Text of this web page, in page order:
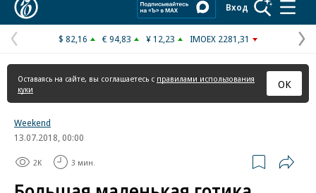
Вход
Предыдущая
страница
$ 82,16 € 94,83 ¥ 12,23 IMOEX 2281,31
Оставаясь на сайте, вы соглашаетесь с правилами использования
куки
ОК
Weekend
13.07.2018, 00:00
2K 3 мин.